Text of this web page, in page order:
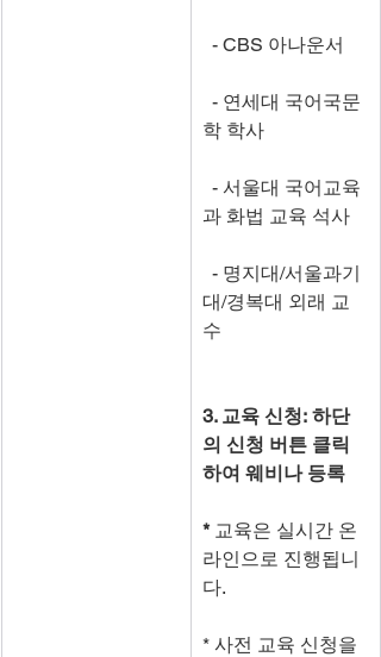
- CBS 아나운서
- 연세대 국어국문
학 학사
- 서울대 국어교육
과 화법 교육 석사
- 명지대/서울과기
대/경복대 외래 교
수
3. 교육 신청: 하단
의 신청 버튼 클릭
하여 웨비나 등록
* 교육은 실시간 온
라인으로 진행됩니
다.
* 사전 교육 신청을